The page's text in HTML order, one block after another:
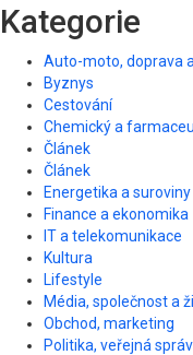
Kategorie
Auto-moto, doprava
Byznys
Cestování
Chemický a
Článek
Článek
Energetika a suroviny
Finance a ekonomika
IT a telekomunikace
Kultura
Lifestyle
Média, společnost a
Obchod, marketing
Politika, veřejná